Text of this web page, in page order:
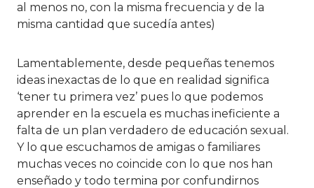
al menos no, con la misma frecuencia y de la
misma cantidad que sucedía antes)
Lamentablemente, desde pequeñas tenemos
ideas inexactas de lo que en realidad significa
‘tener tu primera vez’ pues lo que podemos
aprender en la escuela es muchas ineficiente a
falta de un plan verdadero de educación sexual.
Y lo que escuchamos de amigas o familiares
muchas veces no coincide con lo que nos han
enseñado y todo termina por confundirnos